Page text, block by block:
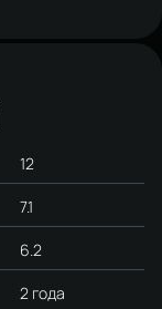
12
7.1
6.2
2 года